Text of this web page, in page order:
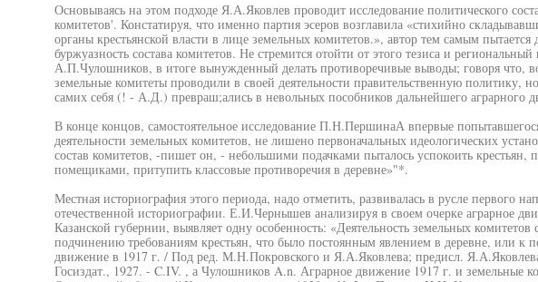
Основываясь на этом подходе Я.А.Яковлев проводит исследование политического
комитетов'. Констатируя, что именно партия эсеров возглавила «стихийно
органы крестьянской власти в лице земельных комитетов.», автор тем самым пытается
буржуазность состава комитетов. Не стремится отойти от этого тезиса и региональный
А.П.Чулошников, в итоге вынужденный делать противоречивые выводы; говоря что,
земельные комитеты проводили в своей деятельности правительственную политику,
самих себя (! - А.Д.) превраш;ались в невольных пособников дальнейшего аграрного
В конце концов, самостоятельное исследование П.Н.ПершинаА впервые
деятельности земельных комитетов, не лишено первоначальных идеологических
состав комитетов, -пишет он, - небольшими подачками пыталось успокоить крестьян,
помещиками, притупить классовые противоречия в деревне»"*.
Местная историография этого периода, надо отметить, развивалась в русле первого
отечественной историографии. Е.И.Чернышев анализируя в своем очерке аграрное
Казанской губернии, выявляет одну особенность: «Деятельность земельных комитетов
подчинению требованиям крестьян, что было постоянным явлением в деревне, или к
движение в 1917 г. / Под ред. М.Н.Покровского и Я.А.Яковлева; предисл.
Госиздат., 1927. - C.IV. , а Чулошников A.n. Аграрное движение 1917 г. и земельные